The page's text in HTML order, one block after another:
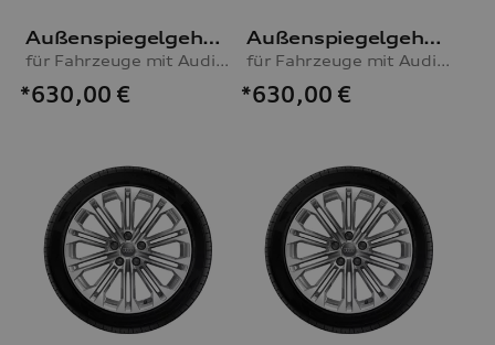
Außenspiegelgehäuse Carbon
für Fahrzeuge mit Audi side assist
*630,00 €
Außenspiegelgehäuse Carbon matt
für Fahrzeuge mit Audi side assist
*630,00 €